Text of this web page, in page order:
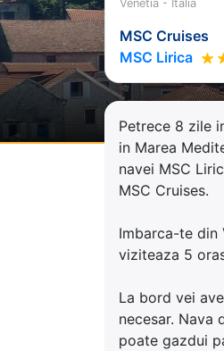
Venetia - Italia
MSC Cruises
MSC Lirica
Petrece 8 zile
in Marea
navei MSC
MSC Cruises.
Imbarca-te din
viziteaza 5
La bord vei
necesar. Nava
poate gazdui